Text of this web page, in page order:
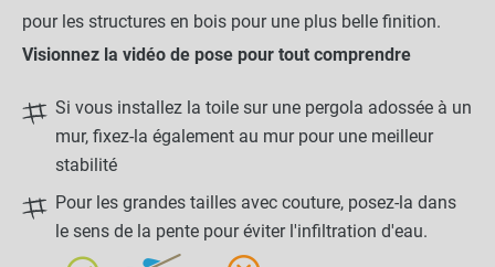
pour les structures en bois pour une plus belle finition.
Visionnez la vidéo de pose pour tout comprendre
Si vous installez la toile sur une pergola adossée à un
mur, fixez-la également au mur pour une meilleur
stabilité
Pour les grandes tailles avec couture, posez-la dans
le sens de la pente pour éviter l'infiltration d'eau.